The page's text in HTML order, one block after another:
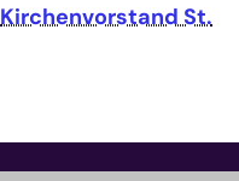
Kirchenvorstand St.